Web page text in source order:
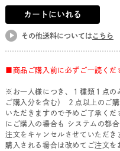
カートにいれる
その他送料については こちら
■商品ご購入前に必ずご一読くだ
※お一人様につき、１種類１点の
ご購入分を含む） ２点以上のご
いただきますので予めご了承く
にご購入の場合も システムの都
注文をキャンセルさせていただ
購入される場合は改めてご注文